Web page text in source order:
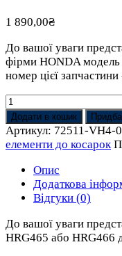
1 890,00₴
До вашої уваги
фірми HONDA
номер цієї
Ніж
Honda
HRG465
,
бензинової
газонокосарки
VH4-
000)
Додати в кошик
Артикул: 72511-VH4-
елементи до косарок
Опис
Додаткова
Відгуки (0)
До вашої уваги
HRG465 або HRG466